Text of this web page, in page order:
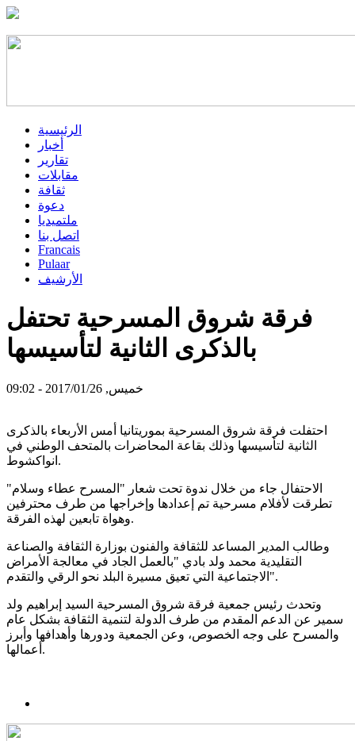
الرئيسية
أخبار
تقارير
مقابلات
ثقافة
دعوة
ملتميديا
اتصل بنا
Francais
Pulaar
الأرشيف
فرقة شروق المسرحية تحتفل
بالذكرى الثانية لتأسيسها
خميس, 2017/01/26 - 09:02
احتفلت فرقة شروق المسرحية بموريتانيا أمس الأربعاء بالذكرى
الثانية لتأسيسها وذلك بقاعة المحاضرات بالمتحف الوطني في
انواكشوط.
الاحتفال جاء من خلال ندوة تحت شعار "المسرح عطاء وسلام"
تطرقت لأفلام مسرحية تم إعدادها وإخراجها من طرف محترفين
وهواة تابعين لهذه الفرقة.
وطالب المدير المساعد للثقافة والفنون بوزارة الثقافة والصناعة
التقليدية محمد ولد بادي "بالعمل الجاد في معالجة الأمراض
الاجتماعية التي تعيق مسيرة البلد نحو الرقي والتقدم".
وتحدث رئيس جمعية فرقة شروق المسرحية السيد إبراهيم ولد
سمير عن الدعم المقدم من طرف الدولة لتنمية الثقافة بشكل عام
والمسرح على وجه الخصوص، وعن الجمعية ودورها وأهدافها وأبرز
أعمالها.